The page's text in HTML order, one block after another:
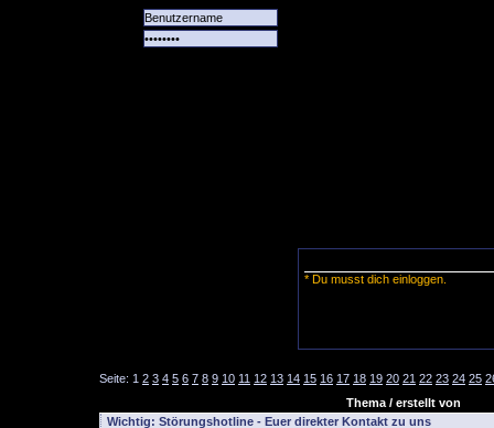
* Du musst dich einloggen.
Seite: 1 2 3 4 5 6 7 8 9 10 11 12 13 14 15 16 17 18 19 20 21 22 23 24 25
Thema / erstellt von
Wichtig: Störungshotline - Euer direkter Kontakt zu uns